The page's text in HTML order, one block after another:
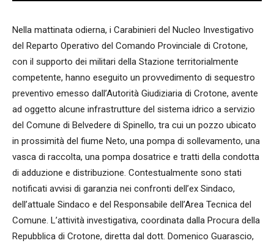
Nella mattinata odierna, i Carabinieri del Nucleo Investigativo
del Reparto Operativo del Comando Provinciale di Crotone,
con il supporto dei militari della Stazione territorialmente
competente, hanno eseguito un provvedimento di sequestro
preventivo emesso dall’Autorità Giudiziaria di Crotone, avente
ad oggetto alcune infrastrutture del sistema idrico a servizio
del Comune di Belvedere di Spinello, tra cui un pozzo ubicato
in prossimità del fiume Neto, una pompa di sollevamento, una
vasca di raccolta, una pompa dosatrice e tratti della condotta
di adduzione e distribuzione. Contestualmente sono stati
notificati avvisi di garanzia nei confronti dell’ex Sindaco,
dell’attuale Sindaco e del Responsabile dell’Area Tecnica del
Comune. L’attività investigativa, coordinata dalla Procura della
Repubblica di Crotone, diretta dal dott. Domenico Guarascio,